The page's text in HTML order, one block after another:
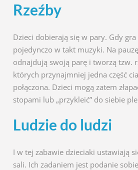
Rzeźby
Dzieci dobierają się w pary. Gdy
pojedynczo w takt muzyki. Na
odnajdują swoją parę i tworzą tzw.
których przynajmniej jedna część
połączona. Dzieci mogą zatem
stopami lub „przykleić” do siebie
Ludzie do ludzi
I w tej zabawie dzieciaki ustawiają
sali. Ich zadaniem jest podanie sobie